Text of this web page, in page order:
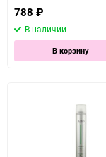
788 ₽
В наличии
В корзину